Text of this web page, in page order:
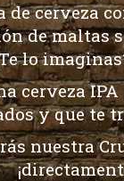
de cerveza
de maltas
lo
cervezaIPA
y que te
nuestra